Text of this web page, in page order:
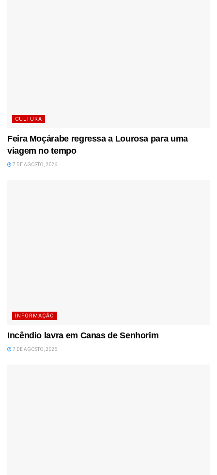
CULTURA
Feira Moçárabe regressa a Lourosa para uma
viagem no tempo
7 DE AGOSTO, 2026
INFORMAÇÃO
Incêndio lavra em Canas de Senhorim
7 DE AGOSTO, 2026